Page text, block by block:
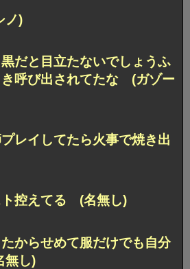
ノ)
黒だと目立たないでしょうふ
呼び出されてたな (ガゾー
レイしてたら火事で焼き出
ト控えてる (名無し)
からせめて服だけでも自分
無し)